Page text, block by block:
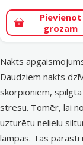
Pievienot
grozam
Nakts
Daudziem nakts
skorpioniem,
stresu. Tomēr, lai
uzturētu nelielu
lampas. Tās parasti